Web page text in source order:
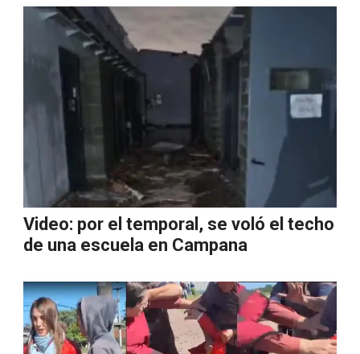
Video: por el temporal, se voló el techo
de una escuela en Campana